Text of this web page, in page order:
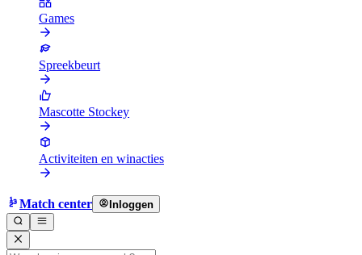
Games
Spreekbeurt
Mascotte Stockey
Activiteiten en winacties
Match center Inloggen